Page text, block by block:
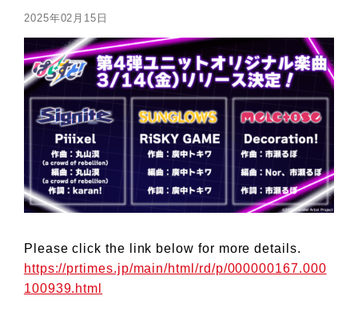
2025年02月15日
Please click the link below for more details.
https://prtimes.jp/main/html/rd/p/000000167.000
100939.html